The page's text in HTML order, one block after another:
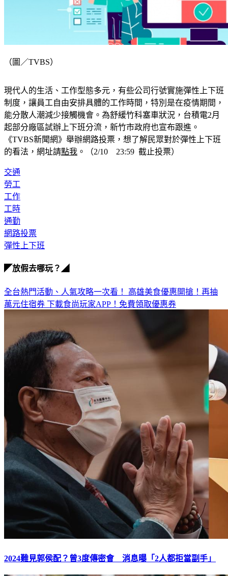
（圖／TVBS）
現代人的生活、工作型態多元，有些公司行號實施彈性上下班
制度，讓員工自由安排具體的工作時間，特別是在疫情期間，
能分散人潮減少接觸機會。為舒緩竹科塞車狀況，台積電2月
起部分廠區試辦上下班分流，新竹市政府也宣布跟進。
《TVBS新聞網》舉辦網路投票，想了解民眾對於彈性上下班
的看法，網址請點我 。（2/10　23:59  截止投票）
交通
勞工
工作
工時
通勤
網路投票
彈性上下班
◤放假去哪玩？◢
全台熱門活動、人氣攻略一次看！ 高雄美食優惠開搶！再抽
萬元住宿券 下載食尚玩家APP！免費領取優惠券
2024難見郭侯配？曾3度傳密會 消息曝「2人都拒當副手」